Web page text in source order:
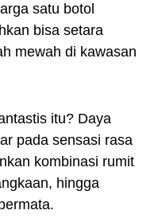
satu botol
bisa setara
mewah di kawasan
itu? Daya
pada sensasi rasa
kombinasi rumit
hingga